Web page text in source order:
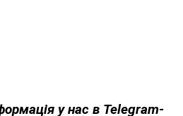
у нас в Telegram-